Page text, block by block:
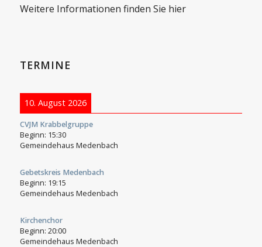
Weitere Informationen finden Sie hier
TERMINE
10. August 2026
CVJM Krabbelgruppe
Beginn: 15:30
Gemeindehaus Medenbach
Gebetskreis Medenbach
Beginn: 19:15
Gemeindehaus Medenbach
Kirchenchor
Beginn: 20:00
Gemeindehaus Medenbach